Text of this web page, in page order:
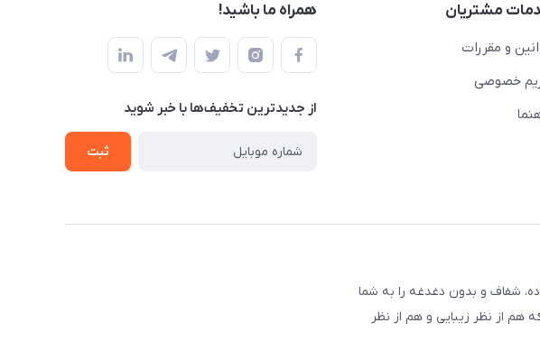
مشتریان
و مقررات
خصوصی
همراه ما باشید!
از جدید‌ترین تخفیف‌ها با‌ خبر شوید
ثبت
شفاف و بدون دغدغه را به شما
هم از نظر زیبایی و هم از نظر